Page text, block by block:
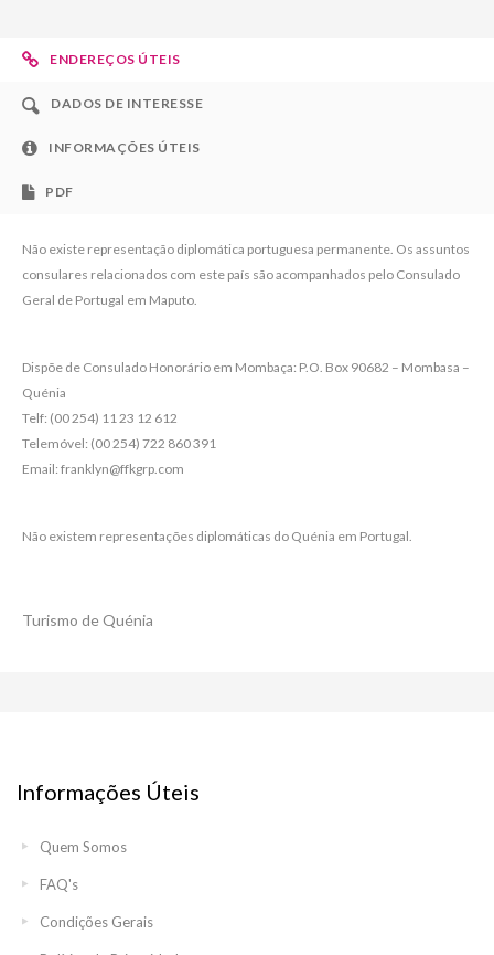
ENDEREÇOS ÚTEIS
DADOS DE INTERESSE
INFORMAÇÕES ÚTEIS
PDF
Não existe representação diplomática portuguesa permanente. Os assuntos
consulares relacionados com este país são acompanhados pelo Consulado
Geral de Portugal em Maputo.
Dispõe de Consulado Honorário em Mombaça: P.O. Box 90682 – Mombasa –
Quénia
Telf: (00 254) 11 23 12 612
Telemóvel: (00 254) 722 860 391
Email: franklyn@ffkgrp.com
Não existem representações diplomáticas do Quénia em Portugal.
Turismo de Quénia
Informações Úteis
Quem Somos
FAQ's
Condições Gerais